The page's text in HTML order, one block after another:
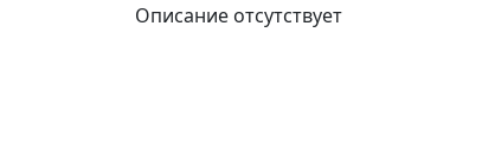
Описание отсутствует